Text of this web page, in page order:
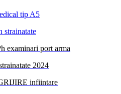
tip A5
strainatate
examinari port arma
2024
infiintare